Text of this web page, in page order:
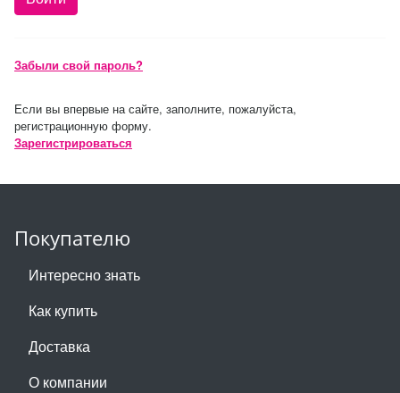
Забыли свой пароль?
Если вы впервые на сайте, заполните, пожалуйста,
регистрационную форму.
Зарегистрироваться
Покупателю
Интересно знать
Как купить
Доставка
О компании